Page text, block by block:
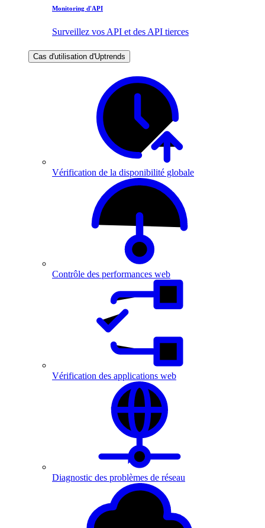
Monitoring d'API
Surveillez vos API et des API tierces
Cas d'utilisation d'Uptrends
Vérification de la disponibilité globale
Contrôle des performances web
Vérification des applications web
Diagnostic des problèmes de réseau